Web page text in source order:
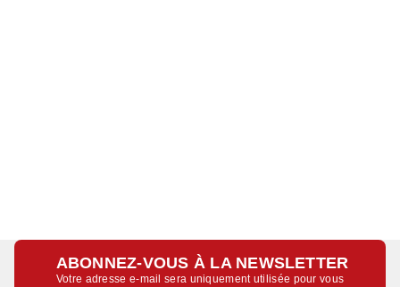
ABONNEZ-VOUS À LA NEWSLETTER
Votre adresse e-mail sera uniquement utilisée pour vous